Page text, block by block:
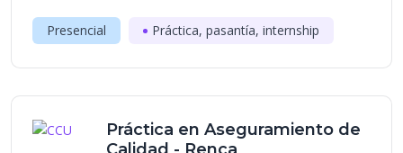
Presencial Práctica, pasantía, internship
Práctica en Aseguramiento de